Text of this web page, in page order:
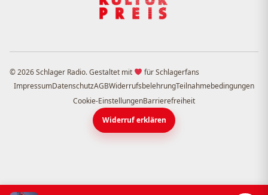
© 2026 Schlager Radio. Gestaltet mit
für Schlagerfans
ImpressumDatenschutzAGBWiderrufsbelehrungTeilnahmebedingungen
Cookie-EinstellungenBarrierefreiheit
Widerruf erklären